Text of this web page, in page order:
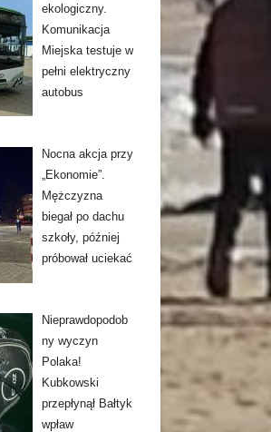
ekologiczny.
Komunikacja
Miejska testuje w
pełni elektryczny
autobus
Nocna akcja przy
„Ekonomie”.
Mężczyzna
biegał po dachu
szkoły, później
próbował uciekać
Nieprawdopodob
ny wyczyn
Polaka!
Kubkowski
przepłynął Bałtyk
wpław